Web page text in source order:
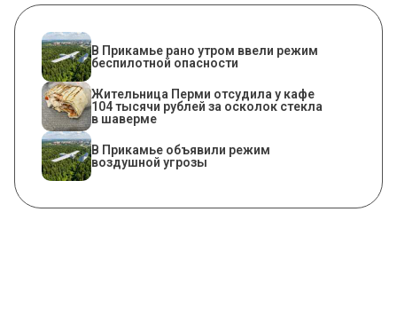
​В Прикамье рано утром ввели режим
беспилотной опасности
Жительница Перми отсудила у кафе
104 тысячи рублей за осколок стекла
в шаверме
В Прикамье объявили режим
воздушной угрозы